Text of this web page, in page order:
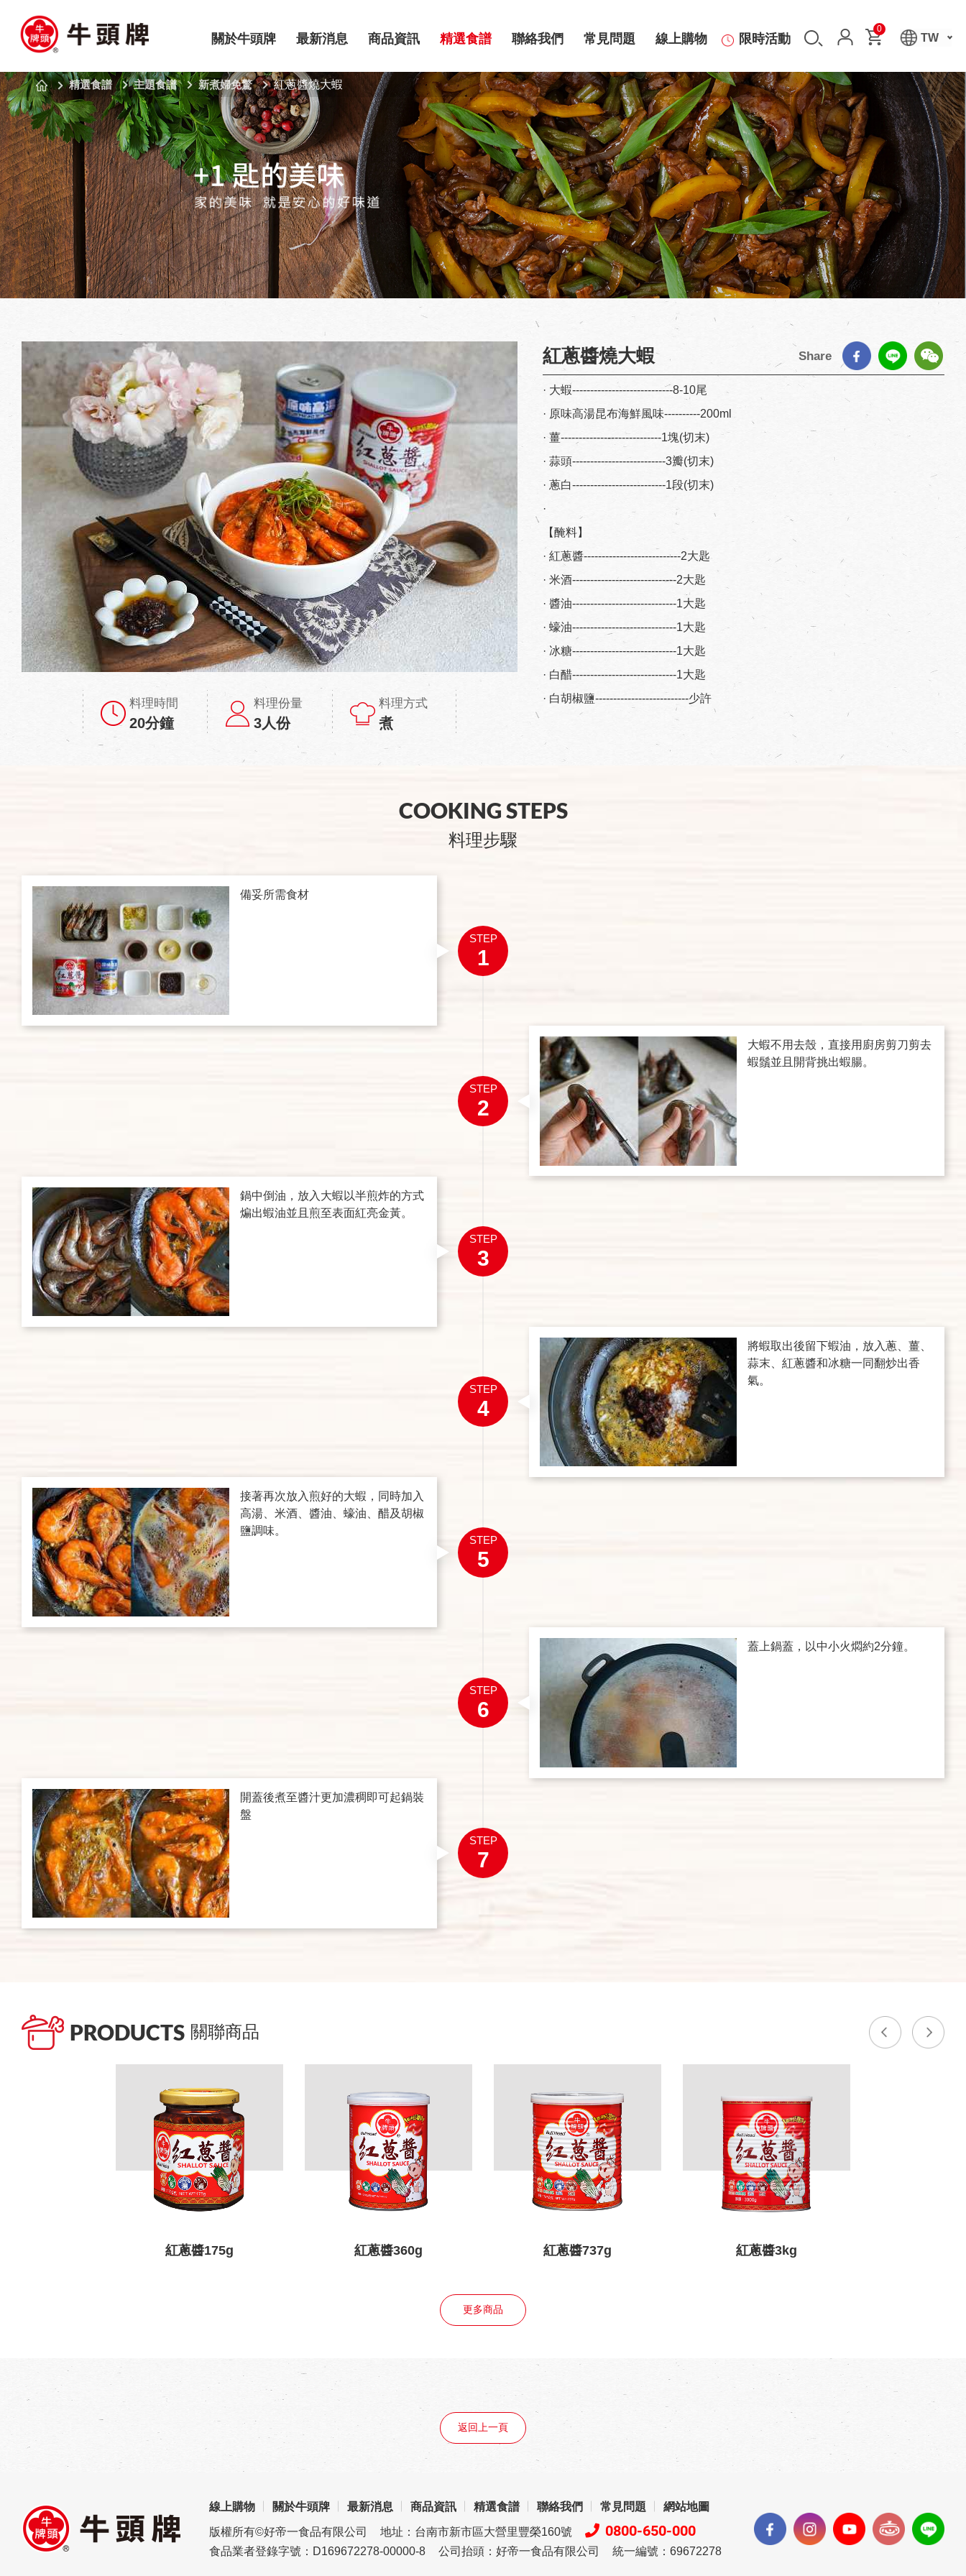
關於牛頭牌 最新消息 商品資訊 精選食譜 聯絡我們 常見問題 線上購物 限時活動 TW
0
精選食譜 主題食譜 新煮婦免驚 紅蔥醬燒大蝦
料理時間
20分鐘
料理份量
3人份
料理方式
煮
紅蔥醬燒大蝦 Share
· 大蝦----------------------------8-10尾
· 原味高湯昆布海鮮風味----------200ml
· 薑----------------------------1塊(切末)
· 蒜頭--------------------------3瓣(切末)
· 蔥白--------------------------1段(切末)
·
【醃料】
· 紅蔥醬---------------------------2大匙
· 米酒-----------------------------2大匙
· 醬油-----------------------------1大匙
· 蠔油-----------------------------1大匙
· 冰糖-----------------------------1大匙
· 白醋-----------------------------1大匙
· 白胡椒鹽--------------------------少許
COOKING STEPS
料理步驟
STEP
1
備妥所需食材
STEP
2
大蝦不用去殼，直接用廚房剪刀剪去
蝦鬚並且開背挑出蝦腸。
STEP
3
鍋中倒油，放入大蝦以半煎炸的方式
煸出蝦油並且煎至表面紅亮金黃。
STEP
4
將蝦取出後留下蝦油，放入蔥、薑、
蒜末、紅蔥醬和冰糖一同翻炒出香
氣。
STEP
5
接著再次放入煎好的大蝦，同時加入
高湯、米酒、醬油、蠔油、醋及胡椒
鹽調味。
STEP
6
蓋上鍋蓋，以中小火燜約2分鐘。
STEP
7
開蓋後煮至醬汁更加濃稠即可起鍋裝
盤
PRODUCTS 關聯商品
紅蔥醬175g 紅蔥醬360g 紅蔥醬737g 紅蔥醬3kg
更多商品
返回上一頁
線上購物 關於牛頭牌 最新消息 商品資訊 精選食譜 聯絡我們 常見問題 網站地圖
版權所有©好帝一食品有限公司 地址：台南市新市區大營里豐榮160號 0800-650-000
食品業者登錄字號：D169672278-00000-8 公司抬頭：好帝一食品有限公司 統一編號：69672278